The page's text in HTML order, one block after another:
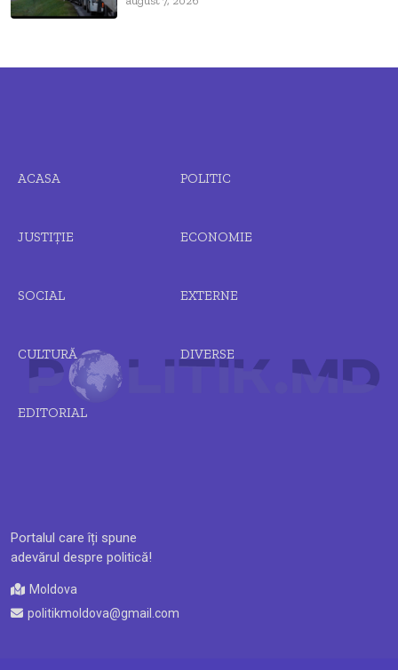
Portalul care îți spune
adevărul despre politică!
Moldova
politikmoldova@gmail.com
ACASA POLITIC
JUSTIȚIE ECONOMIE
SOCIAL EXTERNE
CULTURĂ DIVERSE
EDITORIAL